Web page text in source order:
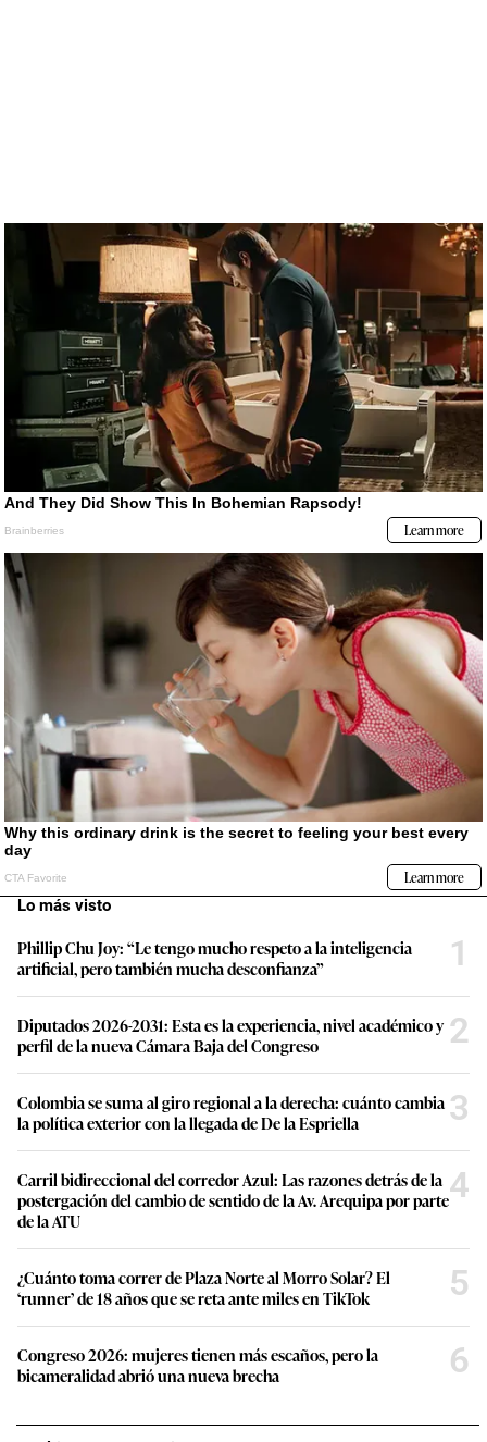
Lo más visto
Phillip Chu Joy: “Le tengo mucho respeto a la inteligencia
artificial, pero también mucha desconfianza”
1
Diputados 2026-2031: Esta es la experiencia, nivel académico y
perfil de la nueva Cámara Baja del Congreso
2
Colombia se suma al giro regional a la derecha: cuánto cambia
la política exterior con la llegada de De la Espriella
3
Carril bidireccional del corredor Azul: Las razones detrás de la
postergación del cambio de sentido de la Av. Arequipa por parte
de la ATU
4
¿Cuánto toma correr de Plaza Norte al Morro Solar? El
‘runner’ de 18 años que se reta ante miles en TikTok
5
Congreso 2026: mujeres tienen más escaños, pero la
bicameralidad abrió una nueva brecha
6